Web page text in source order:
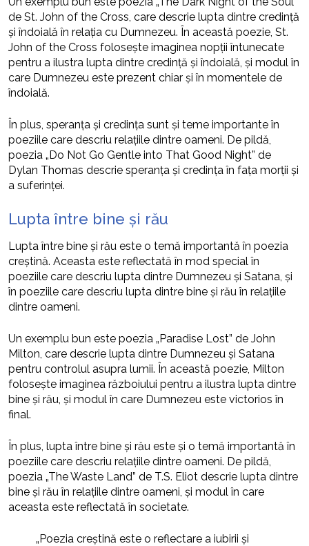
de St. John of the Cross, care descrie lupta dintre credință
și îndoială în relația cu Dumnezeu. În această poezie, St.
John of the Cross folosește imaginea nopții întunecate
pentru a ilustra lupta dintre credință și îndoială, și modul în
care Dumnezeu este prezent chiar și în momentele de
îndoială.
În plus, speranța și credința sunt și teme importante în
poeziile care descriu relațiile dintre oameni. De pildă,
poezia „Do Not Go Gentle into That Good Night” de
Dylan Thomas descrie speranța și credința în fața morții și
a suferinței.
Lupta între bine și rău
Lupta între bine și rău este o temă importantă în poezia
creștină. Aceasta este reflectată în mod special în
poeziile care descriu lupta dintre Dumnezeu și Satana, și
în poeziile care descriu lupta dintre bine și rău în relațiile
dintre oameni.
Un exemplu bun este poezia „Paradise Lost” de John
Milton, care descrie lupta dintre Dumnezeu și Satana
pentru controlul asupra lumii. În această poezie, Milton
folosește imaginea războiului pentru a ilustra lupta dintre
bine și rău, și modul în care Dumnezeu este victorios în
final.
În plus, lupta între bine și rău este și o temă importantă în
poeziile care descriu relațiile dintre oameni. De pildă,
poezia „The Waste Land” de T.S. Eliot descrie lupta dintre
bine și rău în relațiile dintre oameni, și modul în care
aceasta este reflectată în societate.
„Poezia creștină este o reflectare a iubirii și